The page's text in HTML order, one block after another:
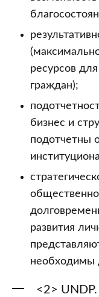
ресурсов
граждан);
бизнес и
подотчетны
развития
необходимы
<2>